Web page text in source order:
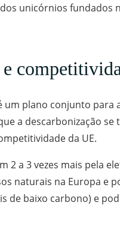
unicórnios
um plano conjunto
a descarbonização
da UE.
2 a 3 vezes mais pela
naturais na Europa e
de baixo carbono) e